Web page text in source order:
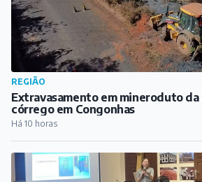
REGIÃO
Extravasamento em mineroduto da
córrego em Congonhas
Há 10 horas